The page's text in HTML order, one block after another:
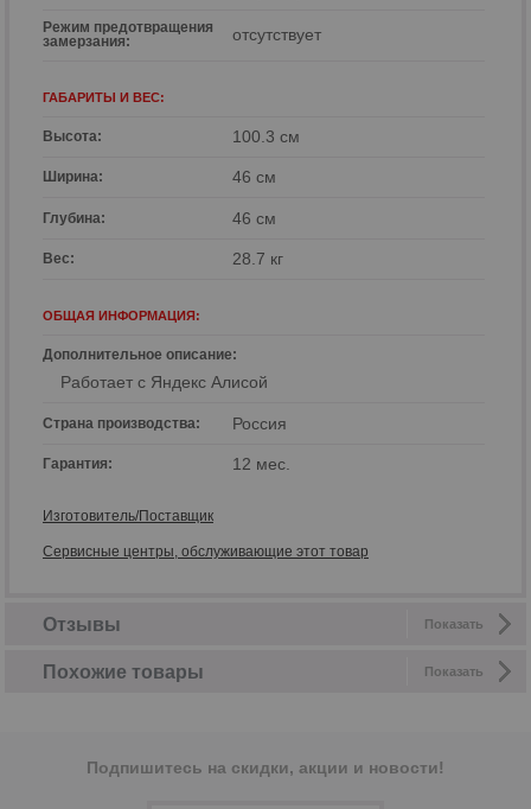
Режим предотвращения
замерзания:
отсутствует
ГАБАРИТЫ И ВЕС:
Высота: 100.3 см
Ширина: 46 см
Глубина: 46 см
Вес: 28.7 кг
ОБЩАЯ ИНФОРМАЦИЯ:
Дополнительное описание:
Работает с Яндекс Алисой
Страна производства: Россия
Гарантия: 12 мес.
Изготовитель/Поставщик
Сервисные центры, обслуживающие этот товар
Показать
Отзывы
Показать
Похожие товары
Подпишитесь на скидки, акции и новости!